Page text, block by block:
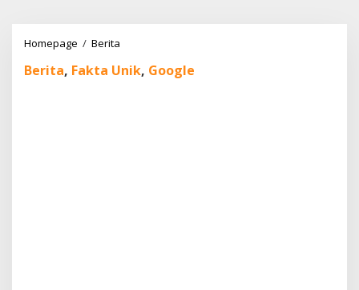
Homepage / Berita
ke-
Berita, Fakta Unik, Google